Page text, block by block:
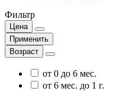
Фильтр
Цена
Применить
Возраст
от 0 до 6 мес.
от 6 мес. до 1 г.